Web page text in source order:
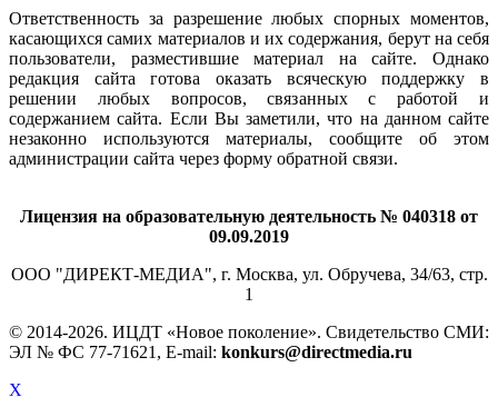
Ответственность за разрешение любых спорных моментов,
касающихся самих материалов и их содержания, берут на себя
пользователи, разместившие материал на сайте. Однако
редакция сайта готова оказать всяческую поддержку в
решении любых вопросов, связанных с работой и
содержанием сайта. Если Вы заметили, что на данном сайте
незаконно используются материалы, сообщите об этом
администрации сайта через форму обратной связи.
Лицензия на образовательную деятельность № 040318 от
09.09.2019
ООО "ДИРЕКТ-МЕДИА", г. Москва, ул. Обручева, 34/63, стр.
1
© 2014-2026. ИЦДТ «Новое поколение». Свидетельство СМИ:
ЭЛ № ФС 77-71621, E-mail: konkurs@directmedia.ru